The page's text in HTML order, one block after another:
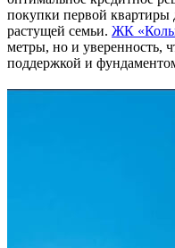
покупки первой
растущей семьи. ЖК
метры, но и уверенность,
поддержкой и